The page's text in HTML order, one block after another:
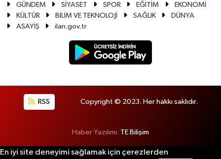
GÜNDEM SİYASET SPOR EĞİTİM
EKONOMİ
KÜLTÜR
BİLİM VE TEKNOLOJİ SAĞLIK
DÜNYA
ASAYİŞ
ilan.gov.tr
RSS Copyright © 2023. Her hakkı saklıdır.
Haber Yazılımı: TE Bilişim
En iyi site deneyimi sağlamak için çerezlerden